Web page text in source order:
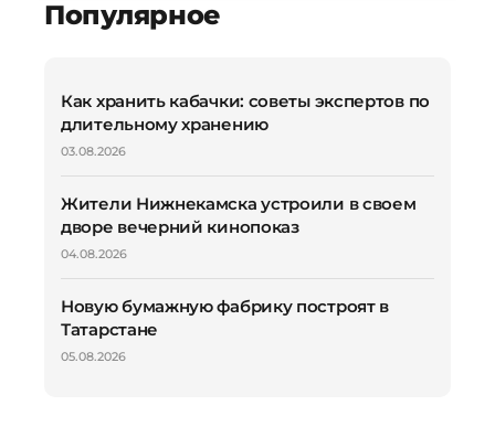
Популярное
Как хранить кабачки: советы экспертов по
длительному хранению
03.08.2026
Жители Нижнекамска устроили в своем
дворе вечерний кинопоказ
04.08.2026
Новую бумажную фабрику построят в
Татарстане
05.08.2026